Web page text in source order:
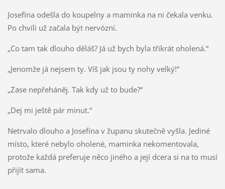
Josefína odešla do koupelny a maminka na ni čekala venku.
Po chvíli už začala být nervózní.
„Co tam tak dlouho děláš? Já už bych byla třikrát oholená.“
„Jenomže já nejsem ty. Víš jak jsou ty nohy velký!“
„Zase nepřeháněj. Tak kdy už to bude?“
„Dej mi ještě pár minut.“
Netrvalo dlouho a Josefína v županu skutečně vyšla. Jediné
místo, které nebylo oholené, maminka nekomentovala,
protože každá preferuje něco jiného a její dcera si na to musí
přijít sama.